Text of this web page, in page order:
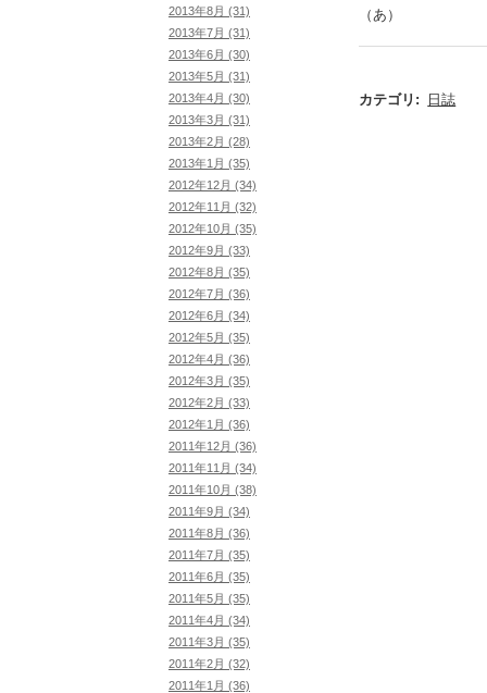
（あ）
カテゴリ : 日誌
2013年8月 (31)
2013年7月 (31)
2013年6月 (30)
2013年5月 (31)
2013年4月 (30)
2013年3月 (31)
2013年2月 (28)
2013年1月 (35)
2012年12月 (34)
2012年11月 (32)
2012年10月 (35)
2012年9月 (33)
2012年8月 (35)
2012年7月 (36)
2012年6月 (34)
2012年5月 (35)
2012年4月 (36)
2012年3月 (35)
2012年2月 (33)
2012年1月 (36)
2011年12月 (36)
2011年11月 (34)
2011年10月 (38)
2011年9月 (34)
2011年8月 (36)
2011年7月 (35)
2011年6月 (35)
2011年5月 (35)
2011年4月 (34)
2011年3月 (35)
2011年2月 (32)
2011年1月 (36)